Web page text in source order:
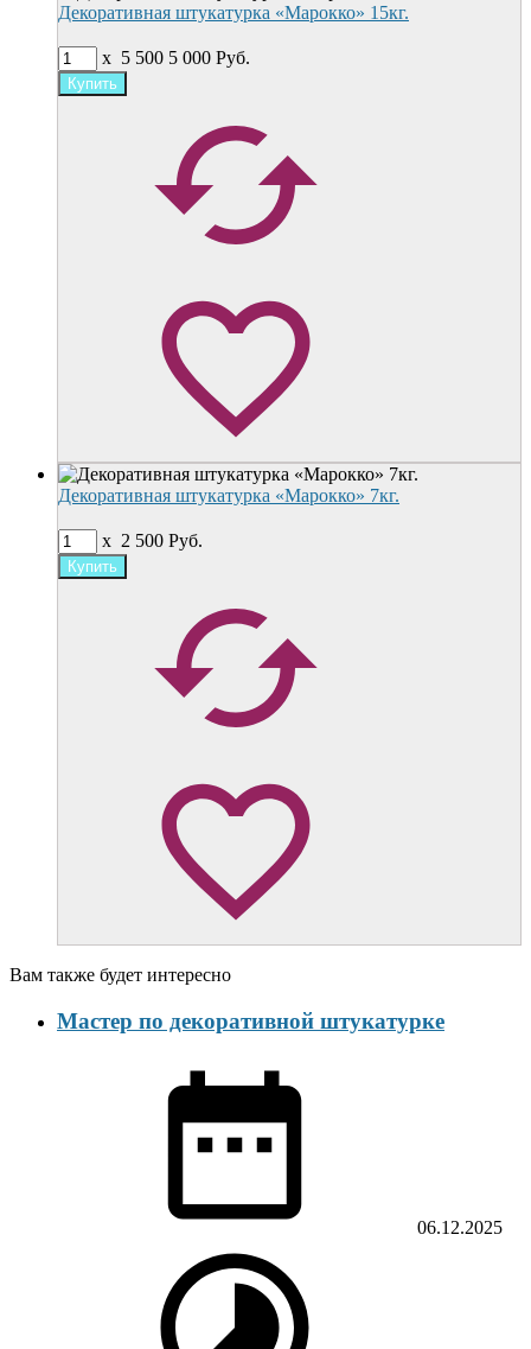
Декоративная штукатурка «Марокко» 15кг.
x 5 500 5 000 Руб.
Декоративная штукатурка «Марокко» 7кг.
x 2 500 Руб.
Вам также будет интересно
Мастер по декоративной штукатурке
06.12.2025